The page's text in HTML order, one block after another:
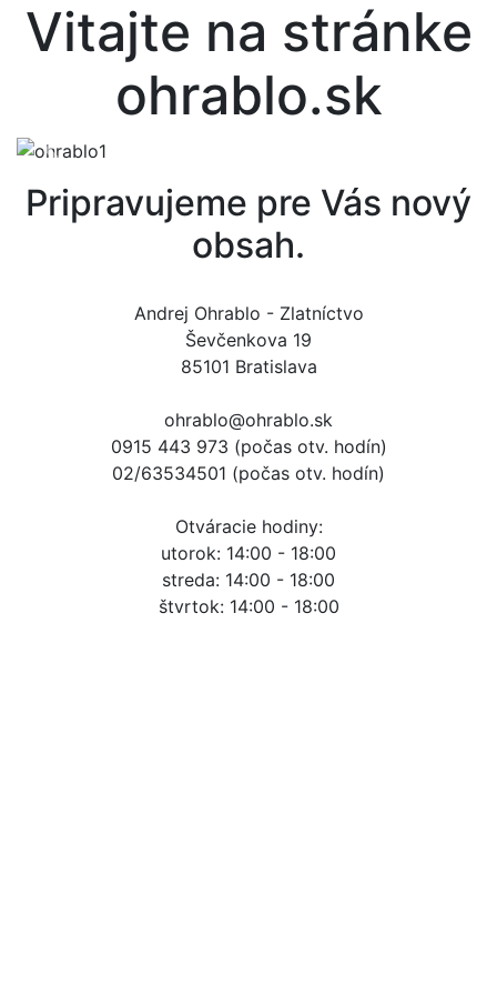
Vitajte na stránke
ohrablo.sk
Pripravujeme pre Vás nový
obsah.
Andrej Ohrablo - Zlatníctvo
Ševčenkova 19
85101 Bratislava
ohrablo@ohrablo.sk
0915 443 973 (počas otv. hodín)
02/63534501 (počas otv. hodín)
Otváracie hodiny:
utorok: 14:00 - 18:00
streda: 14:00 - 18:00
štvrtok: 14:00 - 18:00